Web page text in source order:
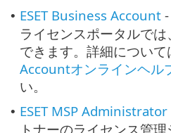
• ESET Business Account
ライセンスポータルで
できます。詳細について
Accountオンラインヘル
い。
• ESET MSP Administrator
トナーのライセンス管